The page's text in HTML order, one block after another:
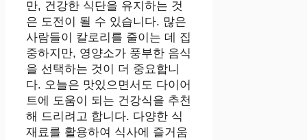
만, 건강한 식단을 유지하는 것
은 도전이 될 수 있습니다. 많은
사람들이 칼로리를 줄이는 데 집
중하지만, 영양소가 풍부한 음식
을 선택하는 것이 더 중요합니
다. 오늘은 맛있으면서도 다이어
트에 도움이 되는 건강식을 추천
해 드리려고 합니다. 다양한 식
재료를 활용하여 식사에 즐거움